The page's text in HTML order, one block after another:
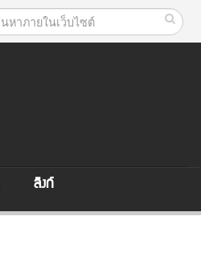
ลิงก์